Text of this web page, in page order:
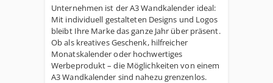
Unternehmen ist der A3 Wandkalender ideal:
Mit individuell gestalteten Designs und Logos
bleibt Ihre Marke das ganze Jahr über präsent.
Ob als kreatives Geschenk, hilfreicher
Monatskalender oder hochwertiges
Werbeprodukt – die Möglichkeiten von einem
A3 Wandkalender sind nahezu grenzenlos.